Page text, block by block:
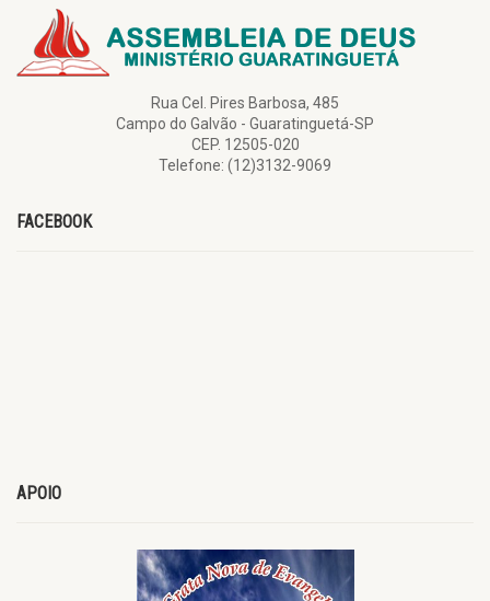
Rua Cel. Pires Barbosa, 485
Campo do Galvão - Guaratinguetá-SP
CEP. 12505-020
Telefone: (12)3132-9069
FACEBOOK
APOIO